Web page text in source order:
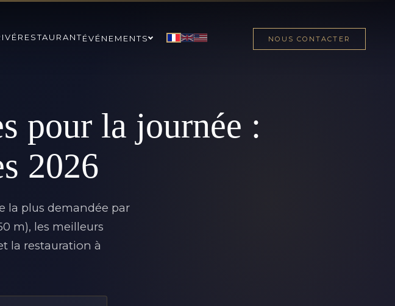
RESTAURANTÉVÉNEMENTS NOUS CONTACTER
pour la journée :
2026
la plus demandée par
m), les meilleurs
la restauration à